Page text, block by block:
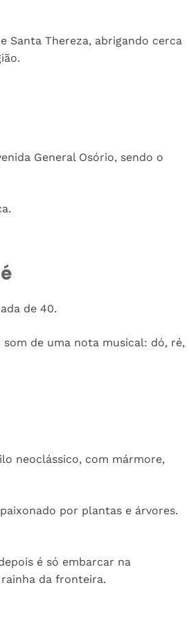
Santa Thereza, abrigando cerca
General Osório, sendo o
de 40.
de uma nota musical: dó, ré,
neoclássico, com mármore,
por plantas e árvores.
é só embarcar na
da fronteira.